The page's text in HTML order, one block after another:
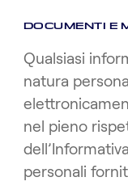
DOCUMENTI E
Qualsiasi
natura
nel pieno
personali